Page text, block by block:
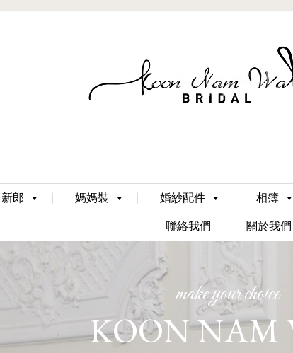
Skip
to
content
新郎 媽媽裝 婚紗配件 相簿
聯絡我們
關於我們
make your choice
KOON NAM